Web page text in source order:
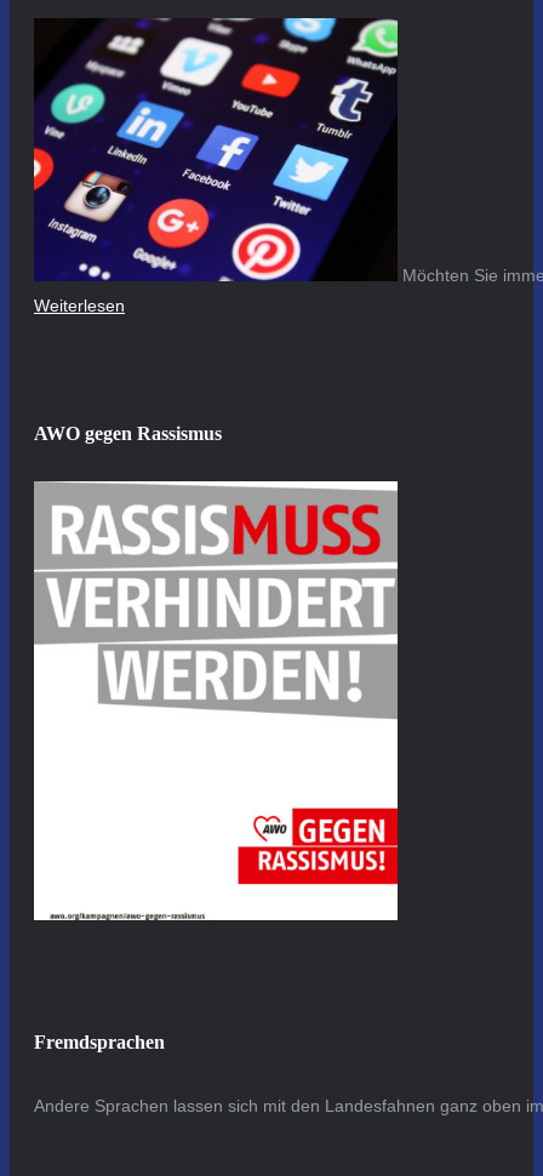
Möchten Sie
Weiterlesen
AWO gegen Rassismus
Fremdsprachen
Andere Sprachen lassen sich mit den Landesfahnen ganz oben